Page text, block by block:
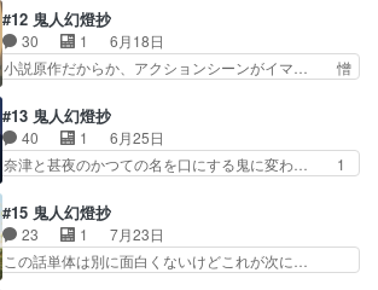
って、つまりどういう事、、… 作画気にならない
程度には安定していてお話… 彼女はまるで天女の
ようだった(´；ω；｀…
が番頭に昇格したお祝いの席での和やか… めっち
ゃ心臓バクバクしてるこれが中編、後… 行き遅れ
とか可愛げがないとか消えろとか散… 最後に鈴音
らしき髪の毛が⋯ゆきのなごりに… 安政三年、江
を飲んだ善二が、奈津や甚夜… こいつも酒にハマ
って金が無くなった？そう… ゆきのなごりって酒
は以前に出たっけ？善ニ…
#12 鬼人幻燈抄
30 1
6月18日
小説原作だからか、アクションシーンがイマ… 憎
と秋津が良いコンビになってる^ついに… 毎日の
ようにゆきのなごりを嗜んでる重蔵も… 重蔵は毎
晩酒を飲んできてるのに、そんな昨… 「取り返し
のつかないことなどない」「後に… 江戸の町では
観と行動だと言えばまあそう… オレの肉しみは消
えないんだ！ つーか、隣… やっぱり鈴音が絡ん
でたかぁ、、、。重蔵さ…
#13 鬼人幻燈抄
40 1
6月25日
奈津と甚夜のかつての名を口にする鬼に変わ… 1
の静かなクライマックスシーンは、安濃… 甚夜
父……ずっと甚太って呼び続けてるじゃ… 甚太っ
て呟く父の最期…そして白雪の骸…う… 「あなた
はお父様をっ目の前で父親が鬼に変… 見る
#15 鬼人幻燈抄
23 1
7月23日
この話単体は別に面白くないけどこれが次に…